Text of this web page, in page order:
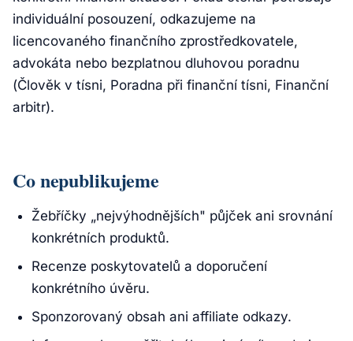
individuální posouzení, odkazujeme na
licencovaného finančního zprostředkovatele,
advokáta nebo bezplatnou dluhovou poradnu
(Člověk v tísni, Poradna při finanční tísni, Finanční
arbitr).
Co nepublikujeme
Žebříčky „nejvýhodnějších" půjček ani srovnání
konkrétních produktů.
Recenze poskytovatelů a doporučení
konkrétního úvěru.
Sponzorovaný obsah ani affiliate odkazy.